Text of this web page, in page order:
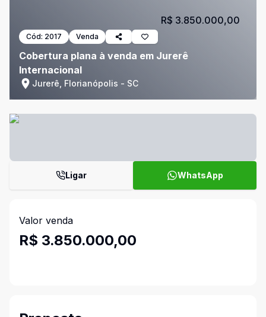
Cód: 2017 Venda
Cobertura plana à venda em Jurerê
Internacional
Jurerê, Florianópolis - SC
R$ 3.850.000,00
Ligar WhatsApp
Valor venda
R$ 3.850.000,00